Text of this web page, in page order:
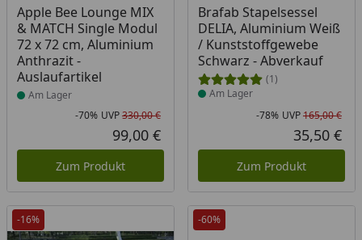
Apple Bee Lounge MIX
& MATCH Single Modul
72 x 72 cm, Aluminium
Anthrazit -
Auslaufartikel
Produkt am Lager
Am Lager
Rabatt in Prozent
-70%
Ursprünglicher Preis
UVP330,00 €
Aktueller Preis
99,00 €
Zum Produkt
Brafab Stapelsessel
DELIA, Aluminium Weiß
/ Kunststoffgewebe
Schwarz - Abverkauf
(1)
Produkt am Lager
Am Lager
-78% UVP165,00 €
35,50 €
Zum Produkt
-16% -60%